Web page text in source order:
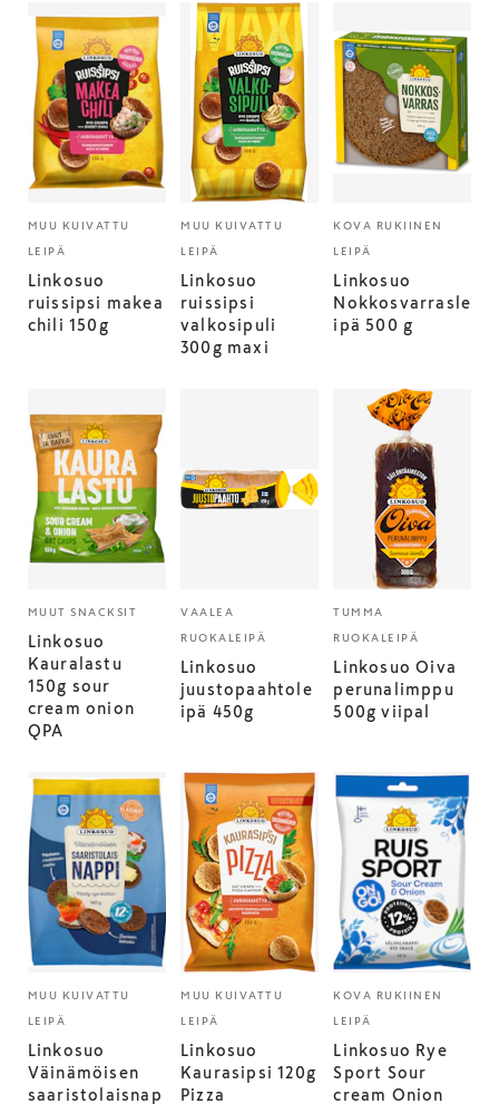
MUU KUIVATTU
LEIPÄ
Linkosuo
ruissipsi makea
chili 150g
MUU KUIVATTU
LEIPÄ
Linkosuo
ruissipsi
valkosipuli
300g maxi
KOVA RUKIINEN
LEIPÄ
Linkosuo
Nokkosvarrasle
ipä 500 g
MUUT SNACKSIT
Linkosuo
Kauralastu
150g sour
cream onion
QPA
VAALEA
RUOKALEIPÄ
Linkosuo
juustopaahtole
ipä 450g
TUMMA
RUOKALEIPÄ
Linkosuo Oiva
perunalimppu
500g viipal
MUU KUIVATTU
LEIPÄ
Linkosuo
Väinämöisen
saaristolaisnap
MUU KUIVATTU
LEIPÄ
Linkosuo
Kaurasipsi 120g
Pizza
KOVA RUKIINEN
LEIPÄ
Linkosuo Rye
Sport Sour
cream Onion